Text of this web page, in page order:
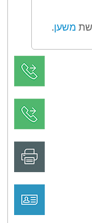
משען.